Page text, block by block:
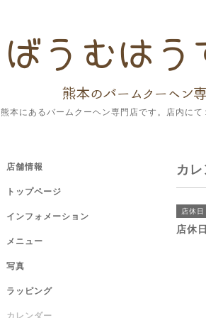
熊本にあるバームクーヘン専門店です。店内に
カ
店休日
店休日
店舗情報
トップページ
インフォメーション
メニュー
写真
ラッピング
カレンダー